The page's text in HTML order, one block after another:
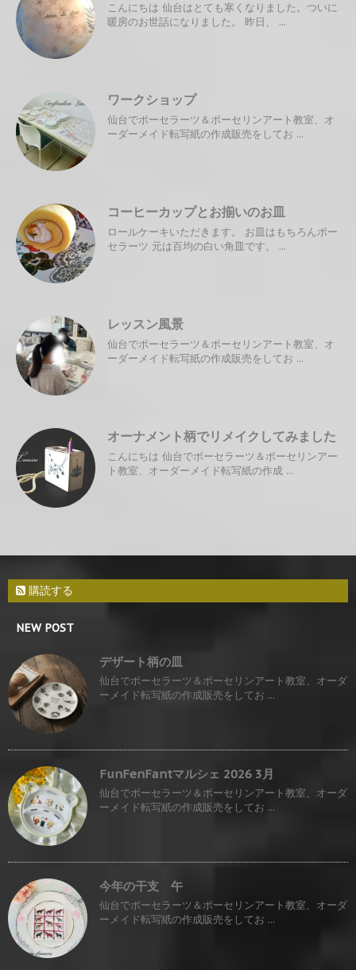
こんにちは 仙台はとても寒くなりました。ついに
暖房のお世話になりました。 昨日、 ...
ワークショップ
仙台でポーセラーツ＆ポーセリンアート教室、オ
ーダーメイド転写紙の作成販売をしてお ...
コーヒーカップとお揃いのお皿
ロールケーキいただきます。 お皿はもちろんポー
セラーツ 元は百均の白い角皿です。 ...
レッスン風景
仙台でポーセラーツ＆ポーセリンアート教室、オ
ーダーメイド転写紙の作成販売をしてお ...
オーナメント柄でリメイクしてみました
こんにちは 仙台でポーセラーツ＆ポーセリンアー
ト教室、オーダーメイド転写紙の作成 ...
購読する
NEW POST
デザート柄の皿
仙台でポーセラーツ＆ポーセリンアート教室、オーダ
ーメイド転写紙の作成販売をしてお ...
FunFenFantマルシェ 2026 3月
仙台でポーセラーツ＆ポーセリンアート教室、オーダ
ーメイド転写紙の作成販売をしてお ...
今年の干支 午
仙台でポーセラーツ＆ポーセリンアート教室、オーダ
ーメイド転写紙の作成販売をしてお ...